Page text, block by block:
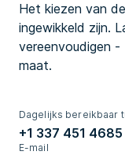
Het kiezen van
ingewikkeld zijn.
vereenvoudigen
maat.
Dagelijks bereikbaar
+1 337 451 4685
E-mail